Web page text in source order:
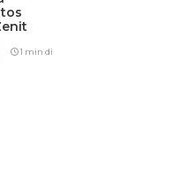
1 min di